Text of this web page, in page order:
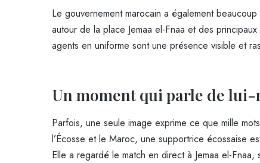
Le gouvernement marocain a également
autour de la place Jemaa el-Fnaa et des
agents en uniforme sont une présence visible et
Un moment qui parle de lui-
Parfois, une seule image exprime ce que mille
l’Écosse et le Maroc, une supportrice écossaise
Elle a regardé le match en direct à Jemaa el-